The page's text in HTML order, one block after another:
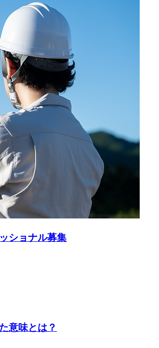
ショナル募集
意味とは？